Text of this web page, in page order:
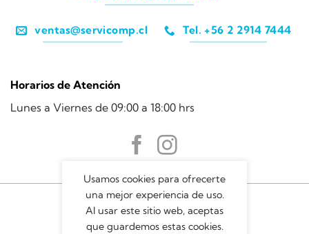
ventas@servicomp.cl Tel. +56 2 2914 7444
Horarios de Atención
Lunes a Viernes de 09:00 a 18:00 hrs
Usamos cookies para ofrecerte
una mejor experiencia de uso.
Al usar este sitio web, aceptas
que guardemos estas cookies.